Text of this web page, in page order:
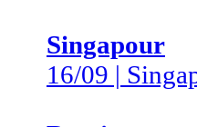
Singapour
16/09 |